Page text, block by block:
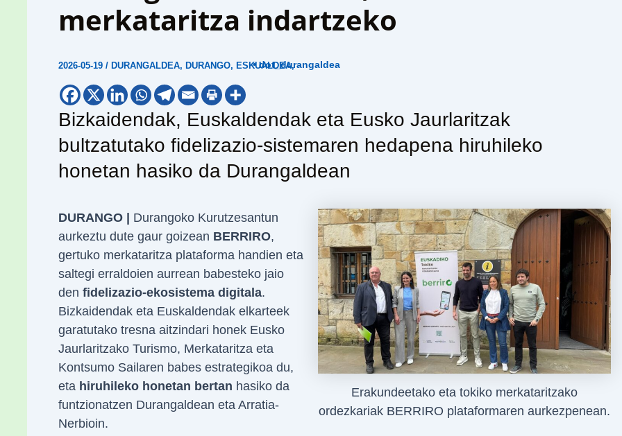
merkataritza indartzeko
2026-05-19 / DURANGALDEA, DURANGO, ESKUALDEA,
• dot_durangaldea
Bizkaidendak, Euskaldendak eta Eusko Jaurlaritzak
bultzatutako fidelizazio-sistemaren hedapena hiruhileko
honetan hasiko da Durangaldean
Erakundeetako eta tokiko merkataritzako
ordezkariak BERRIRO plataformaren aurkezpenean.
DURANGO |
Durangoko Kurutzesantun
aurkeztu dute gaur goizean BERRIRO,
gertuko merkataritza plataforma handien eta
saltegi erraldoien aurrean babesteko jaio
den fidelizazio-ekosistema digitala.
Bizkaidendak eta Euskaldendak elkarteek
garatutako tresna aitzindari honek Eusko
Jaurlaritzako Turismo, Merkataritza eta
Kontsumo Sailaren babes estrategikoa du,
eta hiruhileko honetan bertan hasiko da
funtzionatzen Durangaldean eta Arratia-
Nerbioin.